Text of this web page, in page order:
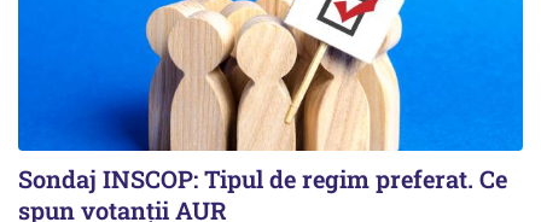
Sondaj INSCOP: Tipul de regim preferat. Ce
spun votanții AUR